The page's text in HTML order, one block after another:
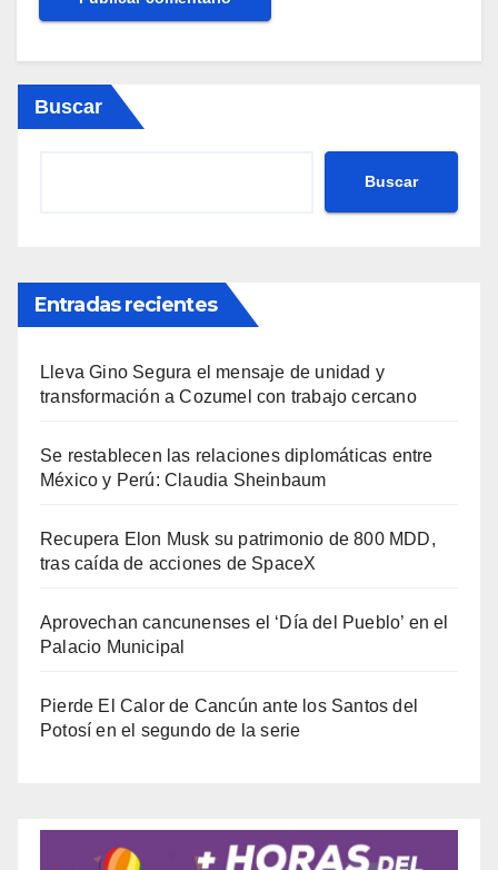
Buscar
Buscar
Entradas recientes
Lleva Gino Segura el mensaje de unidad y
transformación a Cozumel con trabajo cercano
Se restablecen las relaciones diplomáticas entre
México y Perú: Claudia Sheinbaum
Recupera Elon Musk su patrimonio de 800 MDD,
tras caída de acciones de SpaceX
Aprovechan cancunenses el ‘Día del Pueblo’ en el
Palacio Municipal
Pierde El Calor de Cancún ante los Santos del
Potosí en el segundo de la serie